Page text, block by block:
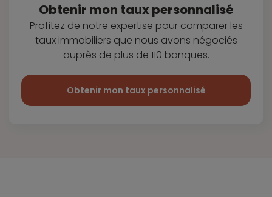
Obtenir mon tauxpersonnalisé
Profitez de notre expertise pour comparer les
taux immobiliers que nous avons négociés
auprès de plus de 110 banques.
Obtenir mon taux personnalisé